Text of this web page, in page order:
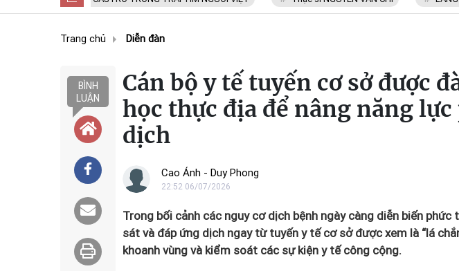
Trang chủ Diễn đàn
BÌNH
LUẬN
Cán bộ y tế tuyến cơ sở được
học thực địa để nâng năng
dịch
Cao Ánh - Duy Phong
22:52 06/07/2026
Trong bối cảnh các nguy cơ dịch bệnh ngày càng diễn biến phức
sát và đáp ứng dịch ngay từ tuyến y tế cơ sở được xem là “lá
khoanh vùng và kiểm soát các sự kiện y tế công cộng.